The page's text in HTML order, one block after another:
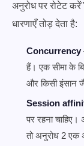
अनुरोध पर रोटेट
धारणाएँ तोड़ देता है:
Concurrency
हैं। एक सीमा के
और किसी इंसान
Session
पर रहना
तो अनुरोध 2